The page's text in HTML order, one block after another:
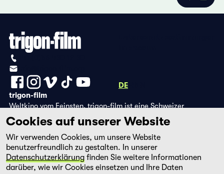
DE
trigon-film
Weltkino vom Feinsten. trigon-film ist eine Schweizer
Filmstiftung, die seit 1988 sorgfältig ausgewählte Filme aus
Lateinamerika, Asien, Afrika und dem östlichen Europa im
Kino herausbringt und eine eigene DVD-Edition sowie die
Streaming-Plattform filmingo betreibt.
Cookies auf unserer Website
Wir verwenden Cookies, um unsere Website
benutzerfreundlich zu gestalten. In unserer
Datenschutzerklärung finden Sie weitere Informationen
darüber, wie wir Cookies einsetzen und Ihre Daten